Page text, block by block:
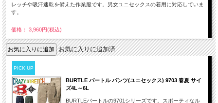
レッチや吸汗速乾を備えた作業服です。男女ユニセックスの着用に対応していま
す。
価格： 3,960円(税込)
お気に入りに追加済
PICK UP
BURTLE バートル パンツ(ユニセックス) 9703 春夏 サイ
ズ4L～6L
BURTLEバートルの9701シリーズです。スポーティなル